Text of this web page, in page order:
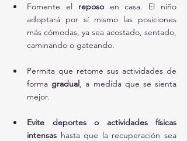
Fomente el reposo en casa. El niño
adoptará por sí mismo las posiciones
más cómodas, ya sea acostado, sentado,
caminando o gateando.
Permita que retome sus actividades de
forma gradual, a medida que se sienta
mejor.
Evite deportes o actividades físicas
intensas hasta que la recuperación sea